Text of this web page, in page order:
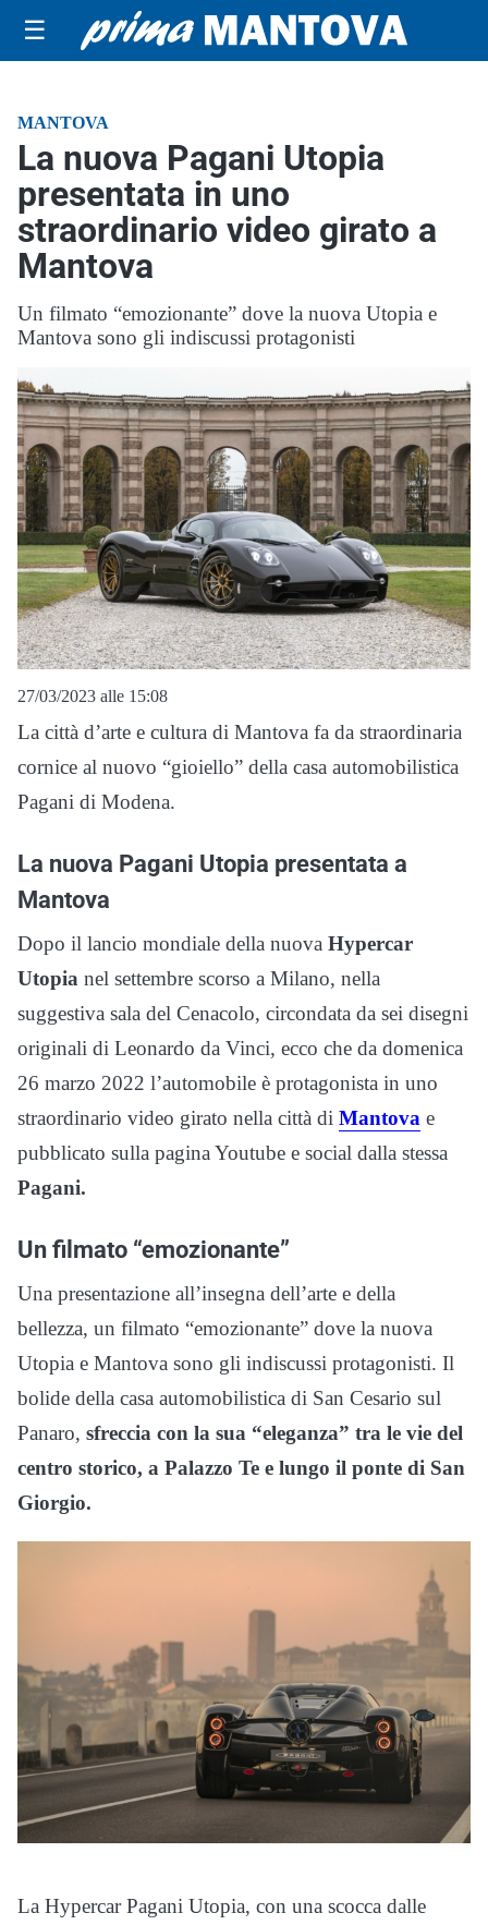
☰
MANTOVA
La nuova Pagani Utopia
presentata in uno
straordinario video girato a
Mantova
Un filmato “emozionante” dove la nuova Utopia e
Mantova sono gli indiscussi protagonisti
27/03/2023 alle 15:08
La città d’arte e cultura di Mantova fa da straordinaria
cornice al nuovo “gioiello” della casa automobilistica
Pagani di Modena.
La nuova Pagani Utopia presentata a
Mantova
Dopo il lancio mondiale della nuova Hypercar
Utopia nel settembre scorso a Milano, nella
suggestiva sala del Cenacolo, circondata da sei disegni
originali di Leonardo da Vinci, ecco che da domenica
26 marzo 2022 l’automobile è protagonista in uno
straordinario video girato nella città di Mantova e
pubblicato sulla pagina Youtube e social dalla stessa
Pagani.
Un filmato “emozionante”
Una presentazione all’insegna dell’arte e della
bellezza, un filmato “emozionante” dove la nuova
Utopia e Mantova sono gli indiscussi protagonisti. Il
bolide della casa automobilistica di San Cesario sul
Panaro, sfreccia con la sua “eleganza” tra le vie del
centro storico, a Palazzo Te e lungo il ponte di San
Giorgio.
La Hypercar Pagani Utopia, con una scocca dalle